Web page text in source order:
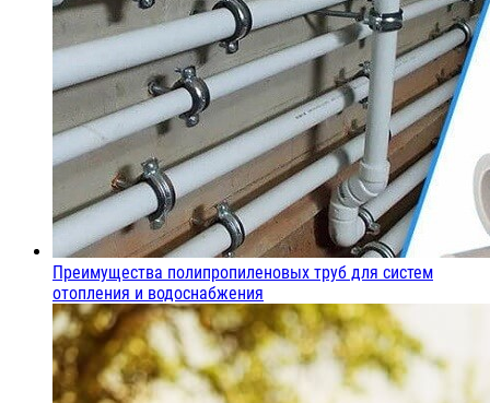
Насосы и картриджи
ПодробнееПреимущества полипропиленовых труб для систем
отопления и водоснабжения